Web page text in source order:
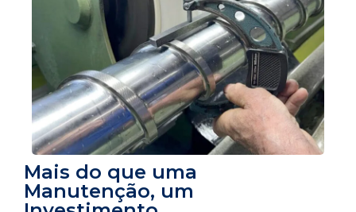
Mais do que uma
Manutenção, um